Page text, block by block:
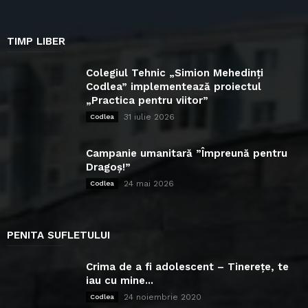
TIMP LIBER
Colegiul Tehnic „Simion Mehedinți
Codlea” implementează proiectul
„Practica pentru viitor”
Codlea 31 iulie 2026
Campanie umanitară ”Împreună pentru
Dragoș!”
Codlea 24 mai 2026
PENITA SUFLETULUI
Crima de a fi adolescent – Tinerețe, te
iau cu mine...
Codlea 24 noiembrie 2020